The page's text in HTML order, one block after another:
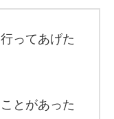
ってあげた
とがあった